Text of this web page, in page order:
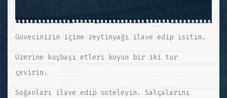
Güvecinizin içine zeytinyağı ilave edip ısıtın.
Üzerine kuşbaşı etleri koyun bir iki tur
çevirin.
Soğanları ilave edip soteleyin. Salçalarını